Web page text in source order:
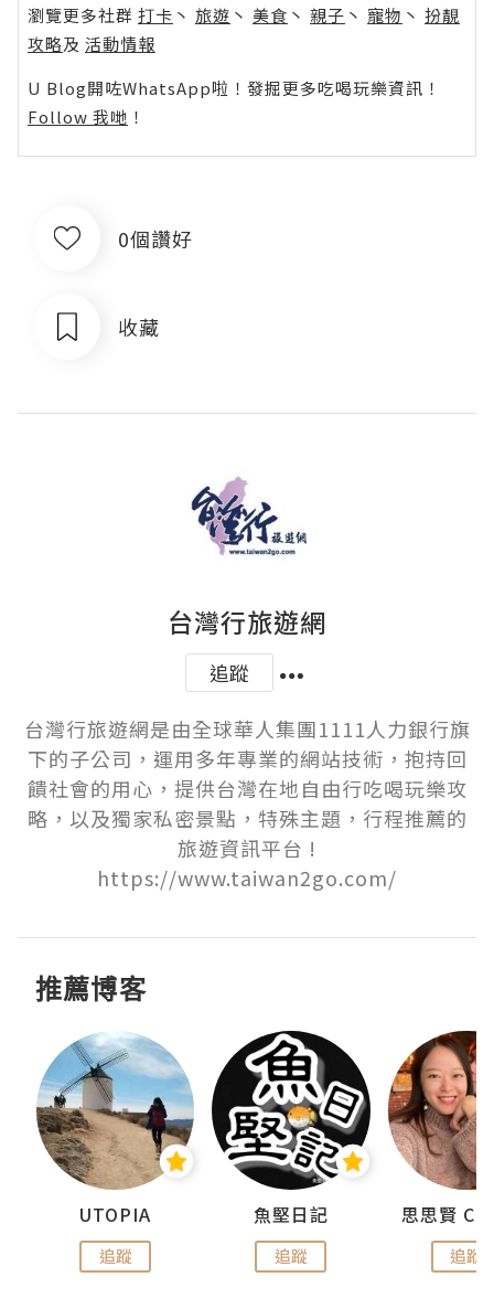
瀏覽更多社群 打卡 丶 旅遊 丶 美食 丶 親子 丶 寵物 丶 扮靚
攻略及 活動情報
U Blog開咗WhatsApp啦！發掘更多吃喝玩樂資訊！
Follow 我哋 ！
0個讚好
收藏
台灣行旅遊網
追蹤
台灣行旅遊網是由全球華人集團1111人力銀行旗
下的子公司，運用多年專業的網站技術，抱持回
饋社會的用心，提供台灣在地自由行吃喝玩樂攻
略，以及獨家私密景點，特殊主題，行程推薦的
旅遊資訊平台 !
https://www.taiwan2go.com/
推薦博客
UTOPIA
追蹤
魚堅日記
追蹤 追蹤